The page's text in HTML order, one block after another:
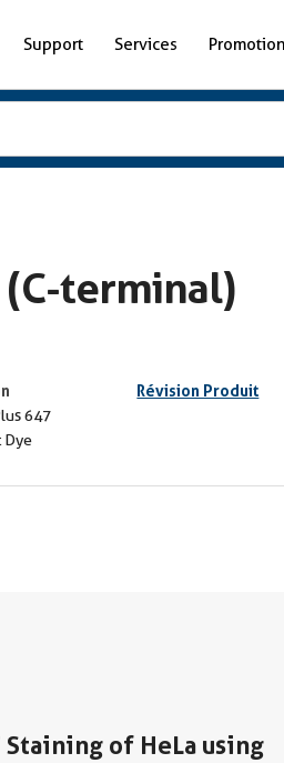
Support Services
terminal)
647
Dye
Révision Produit
Staining of HeLa using